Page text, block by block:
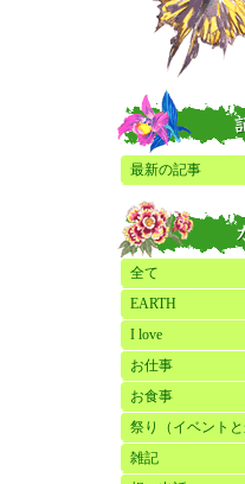
最新の記事
全て
EARTH
I love
お仕事
お食事
祭り（イベントと
雑記